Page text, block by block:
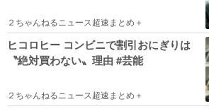
２ちゃんねるニュース超速まとめ＋
ヒコロヒー コンビニで割引おにぎりは
〝絶対買わない〟理由 #芸能
２ちゃんねるニュース超速まとめ＋